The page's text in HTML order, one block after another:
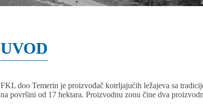
UVOD
FKL doo Temerin je proizvođač kotrljajućih ležajeva sa
na površini od 17 hektara. Proizvodnu zonu čine dva